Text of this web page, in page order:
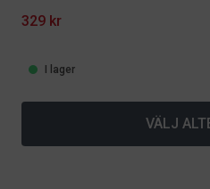
329 kr
I lager
VÄLJ